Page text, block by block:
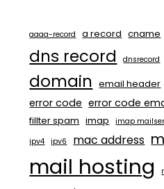
aaaa-record a record cname
dns record
dnsrecord
domain email header
error code error code
fillter spam imap imap
ipv4
ipv6 mac address
mail hosting